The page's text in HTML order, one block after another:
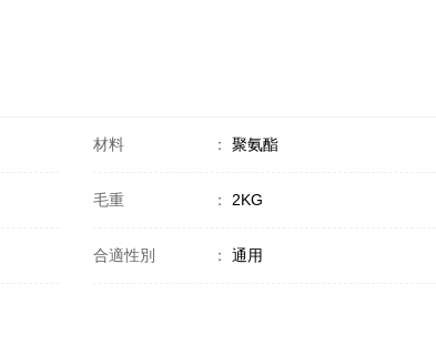
材料 ： 聚氨酯
毛重 ： 2KG
合適性別 ： 通用